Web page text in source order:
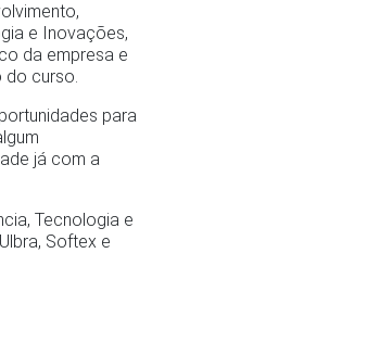
e Inovações,
da empresa e
do curso.
para
já com a
Tecnologia e
Softex e